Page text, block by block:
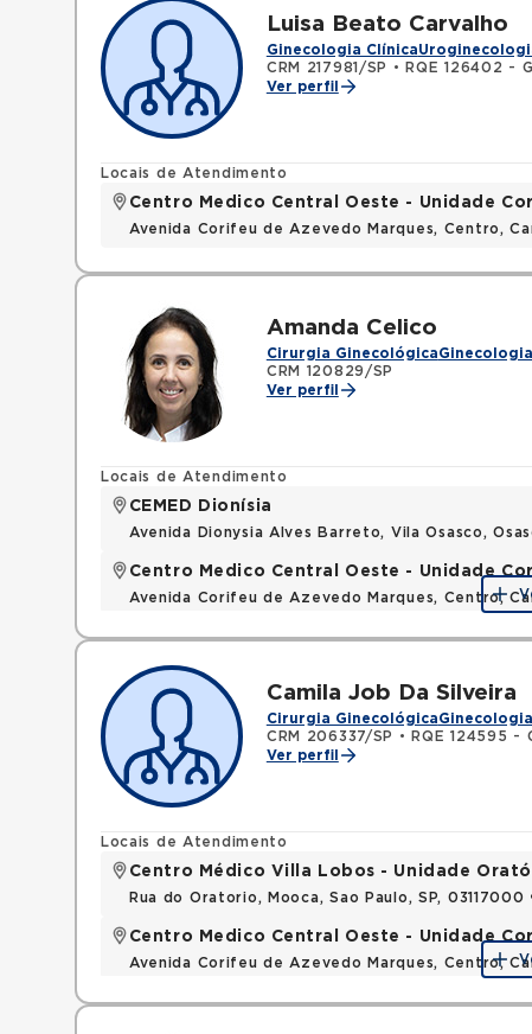
Luisa Beato Carvalho
Ginecologia Clínica
CRM 217981/SP
•
RQE 126402 -
Ver perfil
Locais de Atendimento
Centro Medico Central Oeste - Unidade
Avenida Corifeu de Azevedo Marques, Centro,
Amanda Celico
Cirurgia Ginecológica
CRM 120829/SP
Ver perfil
Locais de Atendimento
CEMED Dionísia
Avenida Dionysia Alves Barreto, Vila Osasco,
Centro Medico Central Oeste - Unidade
Avenida Corifeu de Azevedo Marques, Centro,
Camila Job Da Silveira
Cirurgia Ginecológica
CRM 206337/SP
•
RQE 124595
Ver perfil
Locais de Atendimento
Centro Médico Villa Lobos - Unidade
Rua do Oratorio, Mooca, Sao Paulo, SP, 03117000
Centro Medico Central Oeste - Unidade
Avenida Corifeu de Azevedo Marques, Centro,